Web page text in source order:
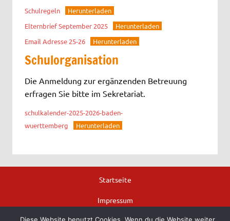
Schulregeln
Herunterladen
Elternbrief September 2025
Herunterladen
Email Adresse 25-26
Herunterladen
Schulorganisation
Die Anmeldung zur ergänzenden Betreuung
erfragen Sie bitte im Sekretariat.
schulkalender-2025-2026-baden-
wuerttemberg
Herunterladen
Startseite
Impressum